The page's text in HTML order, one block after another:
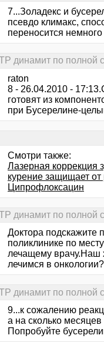
7...Золадекс и
псевдо климакс,
переносится немного
динамит по полной
raton
8 - 26.04.2010 -
готовят из
при Бусерелине-
Смотри также:
Лазерная коррекция
курение защищает от
Ципрофлоксацин
динамит по полной
Доктора подскажите
поликлинике по
лечащему врачу.Наш
лечимся в онкологии?
динамит по полной
9...к сожалению
а на сколько
Попробуйте